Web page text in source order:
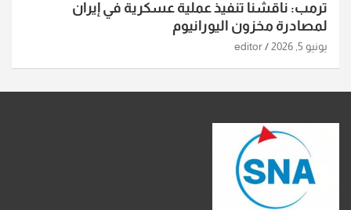
ترمب: ناقشنا تنفيذ عملية عسكرية في إيران
لمصادرة مخزون اليورانيوم
يونيو 5, 2026 editor